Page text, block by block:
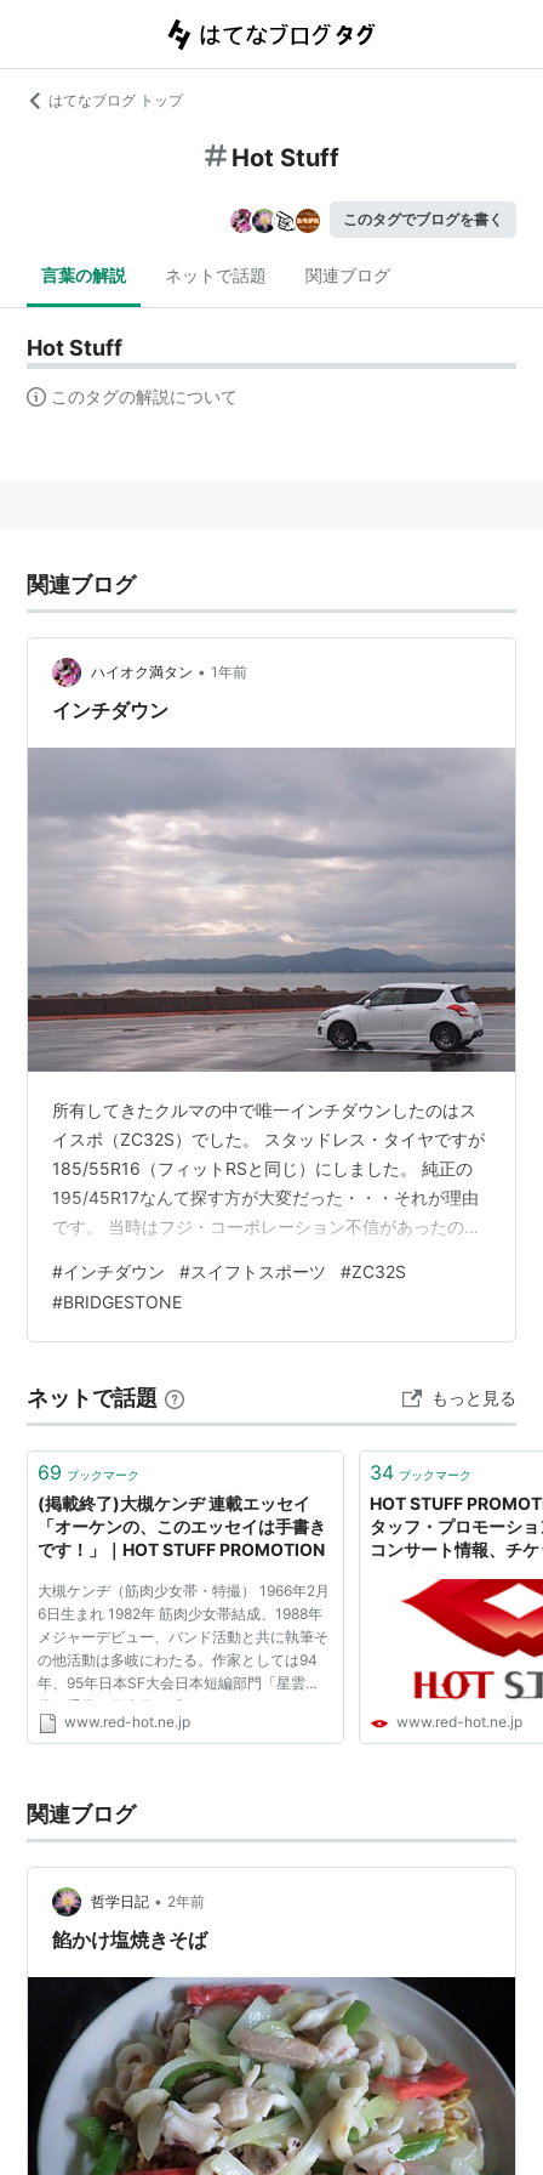
はてなブログ トップ
Hot Stuff
このタグでブログを書く
言葉の解説 ネットで話題 関連ブログ
Hot Stuff
このタグの解説について
関連ブログ
ハイオク満タン • 1年前
インチダウン
所有してきたクルマの中で唯一インチダウンしたのはス
イスポ（ZC32S）でした。 スタッドレス・タイヤですが
185/55R16（フィットRSと同じ）にしました。 純正の
195/45R17なんて探す方が大変だった・・・それが理由
です。 当時はフジ・コーポレーション不信があったので
BRIDGESTONE VRX、ホイールはHOT STUFFのCROSS
SPEEDでした。 白ボディにブロンズの社外ホイールは鉄
板でしたｗ 冬の大内宿へ行って特に不都合なかったので
ンジン＋MTだったので、アウディA1とは…
#インチダウン #スイフトスポーツ #ZC32S
#BRIDGESTONE
ネットで話題 もっと見る
69 ブックマーク
(掲載終了)大槻ケンヂ 連載エッセイ
「オーケンの、このエッセイは手書き
です！」｜HOT STUFF PROMOTION
大槻ケンヂ（筋肉少女帯・特撮） 1966年2月
6日生まれ 1982年 筋肉少女帯結成、1988年
メジャーデビュー、バンド活動と共に執筆そ
の他活動は多岐にわたる。作家としては94
年、95年日本SF大会日本短編部門「星雲
賞」受賞。代表作に『ロッキンホースバレリ
ーナ』『グミ・チョコレート・パイン』等。
www.red-hot.ne.jp
34 ブックマーク
HOT STUFF
タッフ・プロモーシ
コンサート情報、チ
www.red-hot.ne.jp
関連ブログ
哲学日記 • 2年前
餡かけ塩焼きそば